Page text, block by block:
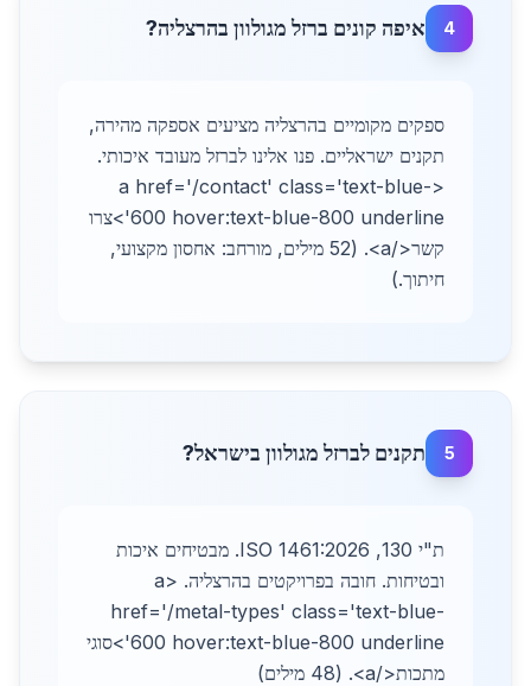
4 איפה קונים ברזל מגולוון בהרצליה?
ספקים מקומיים בהרצליה מציעים אספקה מהירה,
תקנים ישראליים. פנו אלינו לברזל מעובד איכותי.
<a href='/contact' class='text-blue-
600 hover:text-blue-800 underline'>צרו
קשר</a>. (52 מילים, מורחב: אחסון מקצועי,
חיתוך.)
5 תקנים לברזל מגולוון בישראל?
ת"י 130, ISO 1461:2026. מבטיחים איכות
ובטיחות. חובה בפרויקטים בהרצליה. <a
href='/metal-types' class='text-blue-
600 hover:text-blue-800 underline'>סוגי
מתכות</a>. (48 מילים)